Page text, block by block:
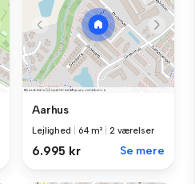
Aarhus
Lejlighed 64 m² 2 værelser
6.995 kr Se mere